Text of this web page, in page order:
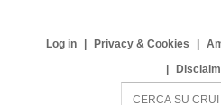
Log in Privacy & Cookies